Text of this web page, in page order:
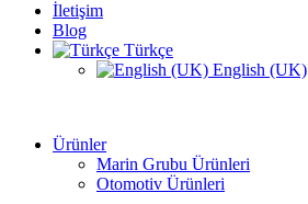
İletişim
Blog
Türkçe
English (UK)
Ürünler
Marin Grubu Ürünleri
Otomotiv Ürünleri